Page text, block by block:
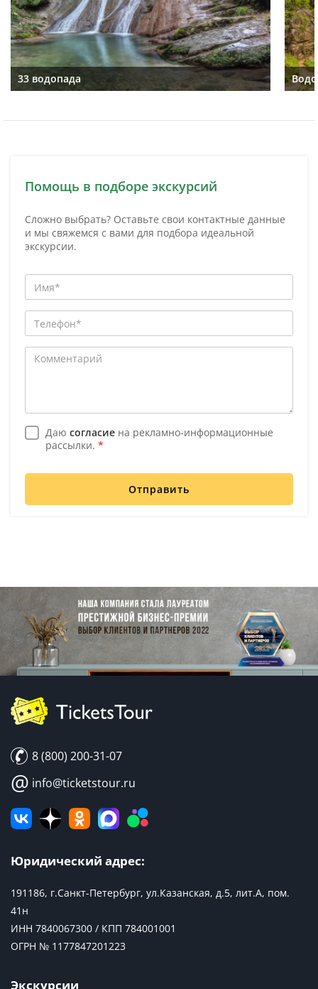
33 водопада
Помощь в подборе экскурсий
Сложно выбрать? Оставьте свои контактные данные
и мы свяжемся с вами для подбора идеальной
экскурсии.
Даю согласие на рекламно-информационные
рассылки. *
Отправить
8 (800) 200-31-07
@ info@ticketstour.ru
Юридический адрес:
191186, г.Санкт-Петербург, ул.Казанская, д.5, лит.А, пом.
41н
ИНН 7840067300 / КПП 784001001
ОГРН № 1177847201223
Экскурсии